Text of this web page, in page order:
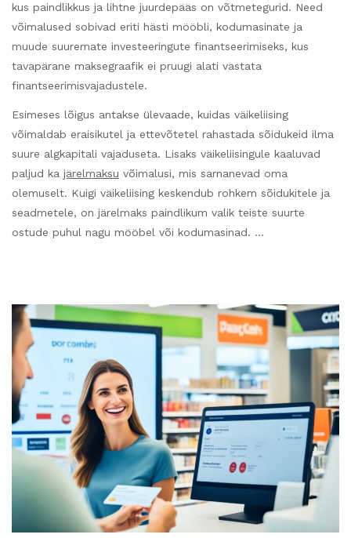
kus paindlikkus ja lihtne juurdepääs on võtmetegurid. Need
võimalused sobivad eriti hästi mööbli, kodumasinate ja
muude suuremate investeeringute finantseerimiseks, kus
tavapärane maksegraafik ei pruugi alati vastata
finantseerimisvajadustele.
Esimeses lõigus antakse ülevaade, kuidas väikeliising
võimaldab eraisikutel ja ettevõtetel rahastada sõidukeid ilma
suure algkapitali vajaduseta. Lisaks väikeliisingule kaaluvad
paljud ka järelmaksu võimalusi, mis sarnanevad oma
olemuselt. Kuigi väikeliising keskendub rohkem sõidukitele ja
seadmetele, on järelmaks paindlikum valik teiste suurte
ostude puhul nagu mööbel või kodumasinad. …